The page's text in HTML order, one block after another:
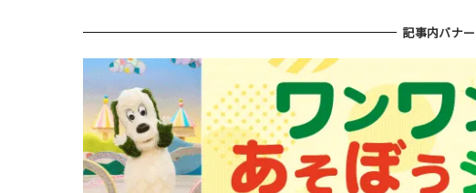
記事内バナー